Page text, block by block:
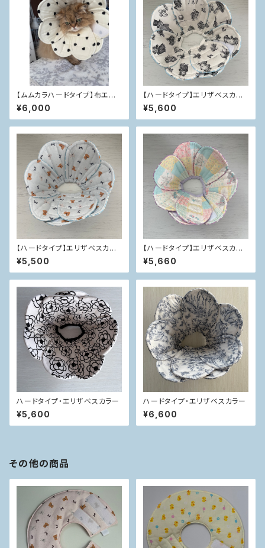
【ムムカラハードタイプ】布エリ
ザベスカラー
¥6,000
【ハードタイプ】エリザベスカラ
ー
¥5,600
【ハードタイプ】エリザベスカラ
ー
¥5,500
【ハードタイプ】エリザベスカラ
ー
¥5,660
ハードタイプ・エリザベスカラー
¥5,600
ハードタイプ・エリザベスカラー
¥6,600
その他の商品